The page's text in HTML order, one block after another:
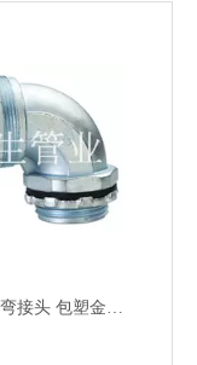
90度防水弯接头 包塑金属软管90度弯头 金属弯头